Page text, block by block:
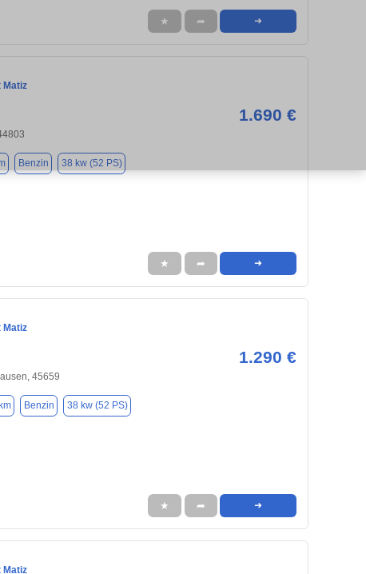
★ ➦ ➜
Matiz
1.690 €
Benzin 38 kw (52 PS)
★ ➦ ➜
Matiz
1.290 €
45659
Benzin 38 kw (52 PS)
★ ➦ ➜
Matiz